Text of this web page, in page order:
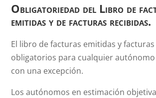
Obligatoriedad del Libro de
emitidas y de facturas recibidas.
El libro de facturas emitidas y
obligatorios para cualquier
con una excepción.
Los autónomos en estimación